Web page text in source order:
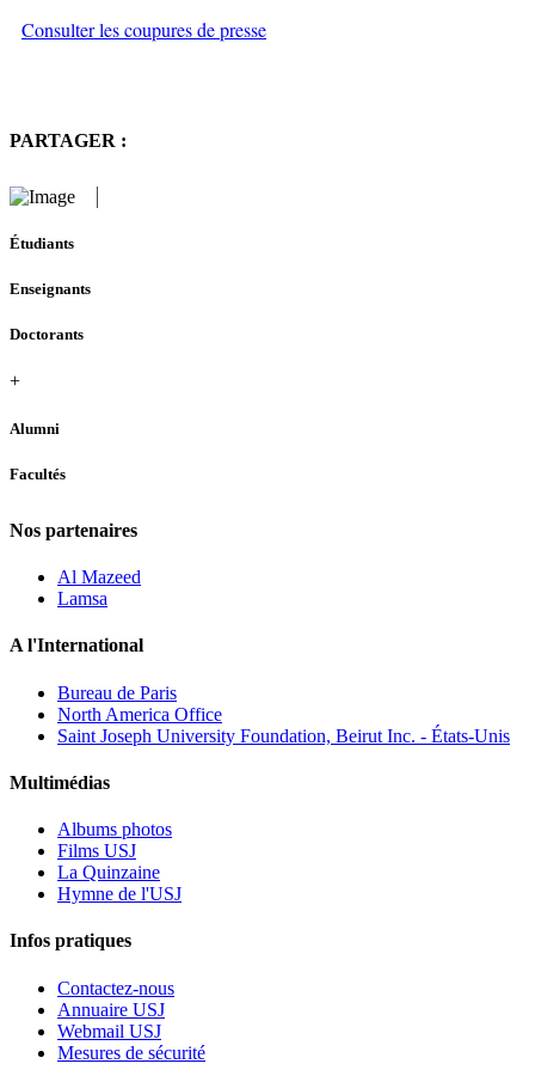
Consulter les coupures de presse
PARTAGER :
Étudiants
Enseignants
Doctorants
+
Alumni
Facultés
Nos partenaires
Al Mazeed
Lamsa
A l'International
Bureau de Paris
North America Office
Saint Joseph University Foundation, Beirut Inc. - États-Unis
Multimédias
Albums photos
Films USJ
La Quinzaine
Hymne de l'USJ
Infos pratiques
Contactez-nous
Annuaire USJ
Webmail USJ
Mesures de sécurité